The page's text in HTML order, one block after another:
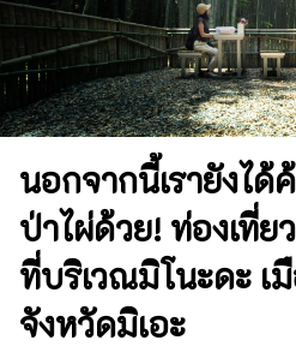
นอกจากนี้เรายังไ
ป่าไผ่ด้วย! ท่องเที่
ที่บริเวณมิโนะดะ เ
จังหวัดมิเอะ